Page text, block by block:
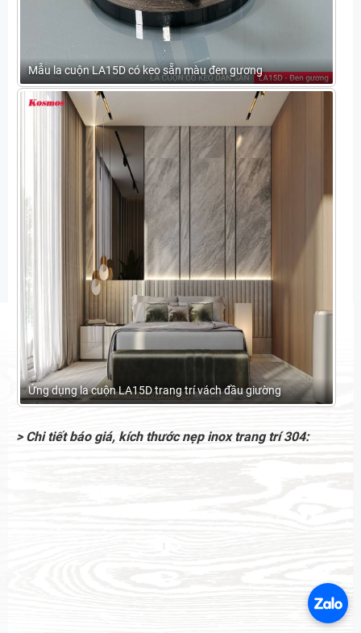
Mẫu la cuộn LA15D có keo sẵn màu đen gương
Ứng dụng la cuộn LA15D trang trí vách đầu giường
> Chi tiết báo giá, kích thước nẹp inox trang trí 304: